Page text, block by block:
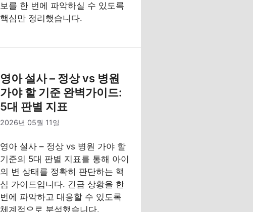
보를 한 번에 파악하실 수 있도록
핵심만 정리했습니다.
영아 설사 – 정상 vs 병원
가야 할 기준 완벽가이드:
5대 판별 지표
2026년 05월 11일
영아 설사 – 정상 vs 병원 가야 할
기준의 5대 판별 지표를 통해 아이
의 변 상태를 정확히 판단하는 핵
심 가이드입니다. 긴급 상황을 한
번에 파악하고 대응할 수 있도록
체계적으로 분석했습니다.